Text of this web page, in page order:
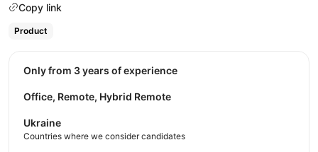
Copy link
Product
Only from 3 years of experience
Office, Remote, Hybrid Remote
Ukraine
Countries where we consider candidates